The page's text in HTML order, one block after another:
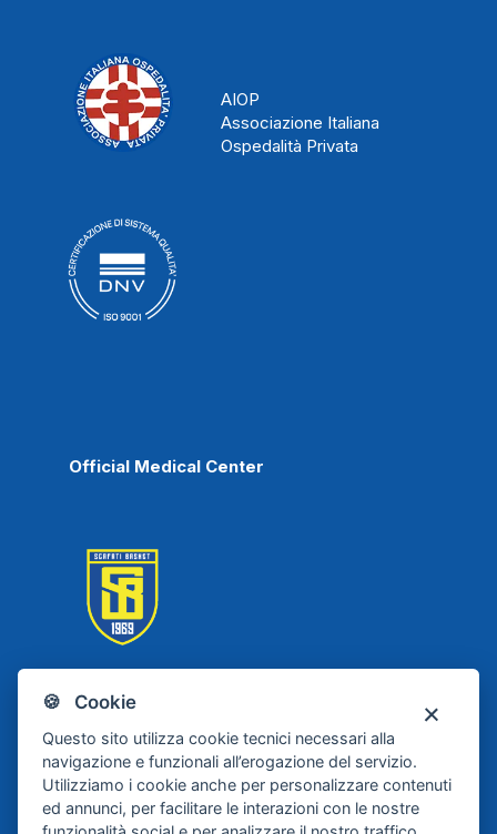
🍪 Cookie
Questo sito utilizza cookie tecnici necessari alla
navigazione e funzionali all’erogazione del servizio.
Utilizziamo i cookie anche per personalizzare contenuti
ed annunci, per facilitare le interazioni con le nostre
AIOP
Associazione Italiana
Ospedalità Privata
Official Medical Center
Scafati Basket